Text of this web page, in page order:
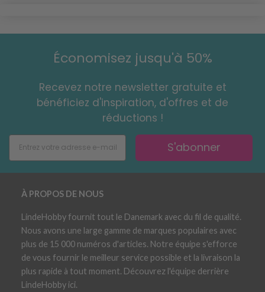
Économisez jusqu'à 50%
Recevez notre newsletter gratuite et
bénéficiez d'inspiration, d'offres et de
réductions !
S'abonner
À PROPOS DE NOUS
LindeHobby fournit tout le Danemark avec du fil de qualité.
Nous avons une large gamme de marques populaires avec
plus de 15 000 numéros d'articles. Notre équipe s'efforce
de vous fournir le meilleur service possible et la livraison la
plus rapide à tout moment. Découvrez l'équipe derrière
LindeHobby ici.